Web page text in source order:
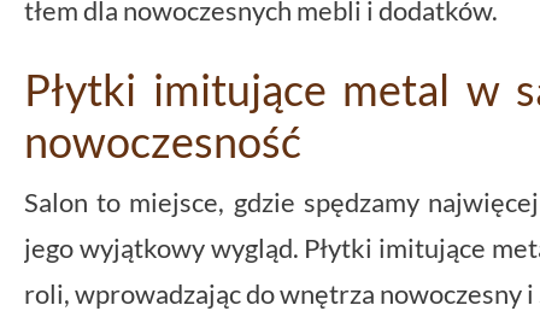
tłem dla nowoczesnych mebli i dodatków.
Płytki imitujące metal w
nowoczesność
Salon to miejsce, gdzie spędzamy
jego wyjątkowy wygląd. Płytki imitujące
roli, wprowadzając do wnętrza nowoczesny